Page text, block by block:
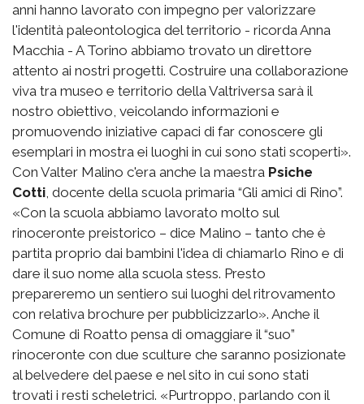
anni hanno lavorato con impegno per valorizzare
l'identità paleontologica del territorio - ricorda Anna
Macchia - A Torino abbiamo trovato un direttore
attento ai nostri progetti. Costruire una collaborazione
viva tra museo e territorio della Valtriversa sarà il
nostro obiettivo, veicolando informazioni e
promuovendo iniziative capaci di far conoscere gli
esemplari in mostra ei luoghi in cui sono stati scoperti».
Con Valter Malino c'era anche la maestra Psiche
Cotti , docente della scuola primaria “Gli amici di Rino”.
«Con la scuola abbiamo lavorato molto sul
rinoceronte preistorico – dice Malino – tanto che è
partita proprio dai bambini l'idea di chiamarlo Rino e di
dare il suo nome alla scuola stess. Presto
prepareremo un sentiero sui luoghi del ritrovamento
con relativa brochure per pubblicizzarlo». Anche il
Comune di Roatto pensa di omaggiare il “suo”
rinoceronte con due sculture che saranno posizionate
al belvedere del paese e nel sito in cui sono stati
trovati i resti scheletrici. «Purtroppo, parlando con il